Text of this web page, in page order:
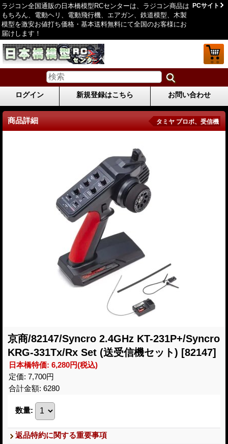
ラジコン全国通販の日本橋模型RCセンターは、ラジコン商品は
もちろん、電動ヘリ、電動飛行機、エアガン、鉄道模型、木製
模型を激安お値打ち価格・基本送料無料にて全国のお客様にお
届けします！
PCサイト
ログイン 新規登録はこちら お問い合わせ
商品詳細 タミヤ プロポ、受信機
京商/82147/Syncro 2.4GHz KT-231P+/Syncro
KRG-331Tx/Rx Set (送受信機セット) [82147]
日本橋特価: 6,280円(税込)
定価: 7,700円
合計金額: 6280
数量:
返品特約に関する重要事項